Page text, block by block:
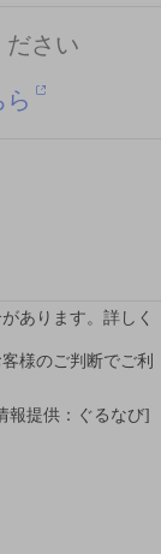
ださい
あります。詳しく
様のご判断でご利
報提供：ぐるなび]